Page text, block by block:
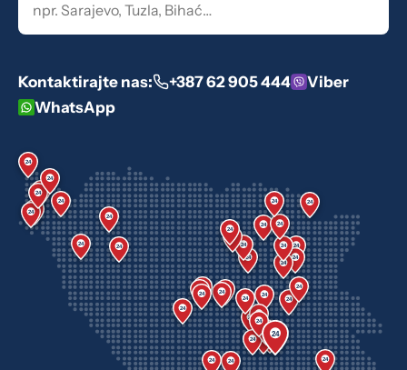
Kontaktirajte nas: +387 62 905 444
Viber
WhatsApp